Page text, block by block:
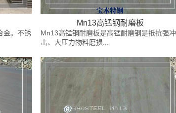
金。不锈
Mn13高锰钢耐磨板
Mn13高锰钢耐磨板是高锰耐磨钢是抵抗强冲
击、大压力物料磨损...